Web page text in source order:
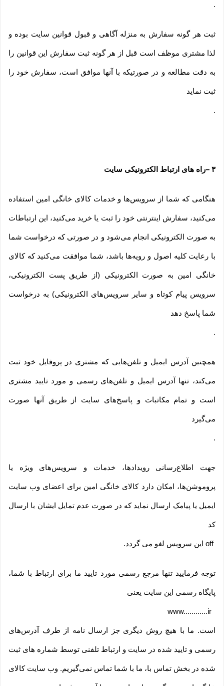
.
ثبت هر گونه سفارش به منزله آگاهی و قبول قوانین سایت بوده و
لذا مشتری موظف است قبل از هر گونه ثبت سفارش این قوانین را
به دقت مطالعه و در صورتیکه با آنها موافق است، سفارش خود را
ثبت نماید
.
۳ –راه های ارتباط الکترونیکی سایت
هنگامی که شما از سرویس‌‏ها و خدمات کالای خانگی امین استفاده
می‏‌کنید، سفارش اینترنتی خود را ثبت یا خرید می‏‌کنید، این ارتباطات
به صورت الکترونیکی انجام می‏‌شود و در صورتی که درخواست شما
با رعایت کلیه اصول و رویه‏‌ها باشد، شما موافقت می‌‏کنید که کالای
خانگی امین به صورت الکترونیکی (از طریق پست الکترونیکی،
سرویس پیام کوتاه و سایر سرویس‌های الکترونیکی) به درخواست
شما پاسخ دهد
.
همچنین آدرس ایمیل و تلفن‌هایی که مشتری در پروفایل خود ثبت
می‌کند، تنها آدرس ایمیل و تلفن‌های رسمی و مورد تایید مشتری
است و تمام مکاتبات و پاسخ‌های سایت از طریق آنها صورت
می‌گیرد
.
جهت اطلاع‌رسانی رویدادها، خدمات و سرویس‌های ویژه یا
پروموشن‌ها، امکان دارد کالای خانگی امین برای اعضای وب سایت
ایمیل یا پیامک ارسال نماید که در صورت عدم تمایل ایشان با ارسال
کد
off این سرویس لغو می گردد.
توجه فرمایید تنها مرجع رسمی مورد تایید ما برای ارتباط با شما،
پایگاه رسمی این سایت یعنی
www............ir
است. ما با هیچ روش دیگری جز ارسال نامه از طرف آدرس‏‌های
رسمی و تایید شده در سایت و ارتباط تلفنی توسط شماره های ثبت
شده در بخش تماس با، ما با شما تماس نمی‌‏گیریم. وب سایت کالای